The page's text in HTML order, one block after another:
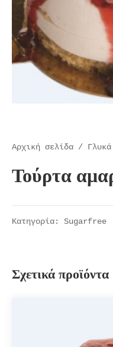
Αρχική σελίδα / Γλυκά
Τούρτα
Κατηγορία: Sugarfree
Σχετικά προϊόντα